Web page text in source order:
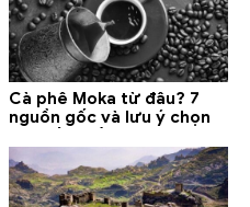
Cà phê Moka từ đâu? 7
nguồn gốc và lưu ý chọn